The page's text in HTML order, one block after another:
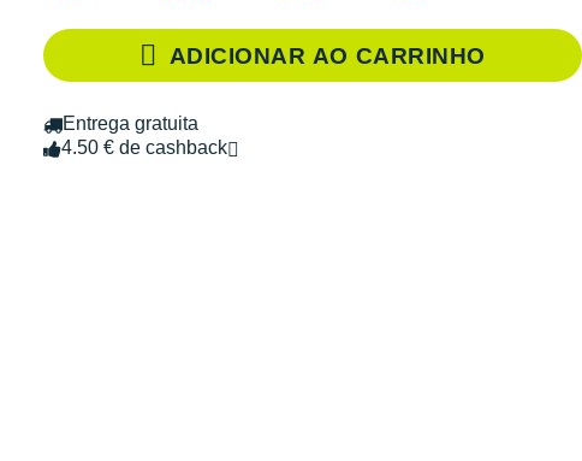
ADICIONAR AO CARRINHO
Entrega gratuita
4.50 € de cashback